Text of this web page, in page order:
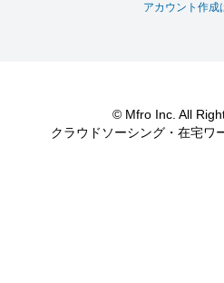
アカウント作成
© Mfro Inc. All
クラウドソーシング・在宅ワ